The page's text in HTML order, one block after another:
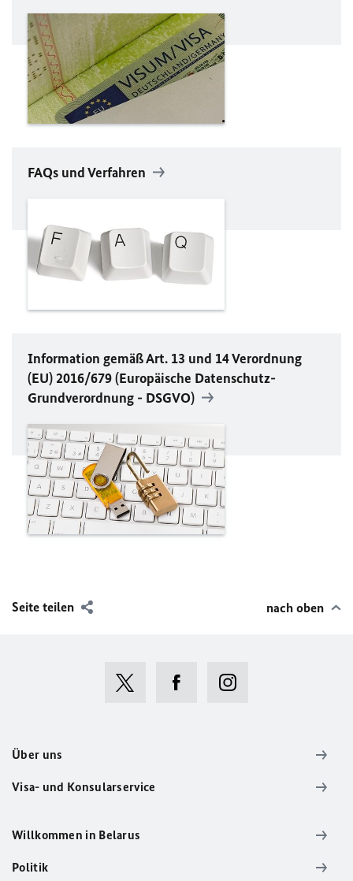
FAQs und Verfahren
Information gemäß Art. 13 und 14 Verordnung
(EU) 2016/679 (Europäische Datenschutz-
Grundverordnung - DSGVO)
Seite teilen nach oben
Über uns
Visa- und Konsularservice
Willkommen in Belarus
Politik